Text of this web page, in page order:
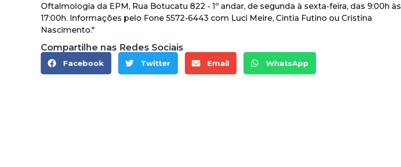
Oftalmologia da EPM, Rua Botucatu 822 - 1º andar, de segunda à sexta-feira, das 9:00h às
17:00h. Informações pelo Fone 5572-6443 com Luci Meire, Cintia Futino ou Cristina
Nascimento."
Compartilhe nas Redes Sociais
Facebook Twitter Email WhatsApp